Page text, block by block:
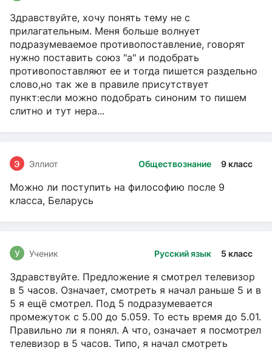
Здравствуйте, хочу понять тему не с
прилагательным. Меня больше волнует
подразумеваемое противопоставление, говорят
нужно поставить союз "а" и подобрать
противопоставляют ее и тогда пишется раздельно
слово,но так же в правиле присутствует
пункт:если можно подобрать синоним то пишем
слитно и тут нера...
Обществознание 9 класс
Э Эллиот
Можно ли поступить на философию после 9
класса, Беларусь
Русский язык 5 класс
У Ученик
Здравствуйте. Предложение я смотрел телевизор
в 5 часов. Означает, смотреть я начал раньше 5 и в
5 я ещё смотрел. Под 5 подразумевается
промежуток с 5.00 до 5.059. То есть время до 5.01.
Правильно ли я понял. А что, означает я посмотрел
телевизор в 5 часов. Типо, я начал смотреть